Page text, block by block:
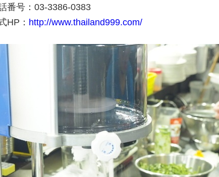
番号：03-3386-0383
HP： http://www.thailand999.com/